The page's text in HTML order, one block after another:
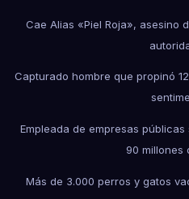
Cae Alias «Piel Roja», asesino
Capturado hombre que propinó
Empleada de empresas
90 millones
Más de 3.000 perros y gatos